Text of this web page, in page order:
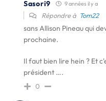
Sasori9 9 années il y a
Répondre à Tom22
sans Allison Pineau qui
prochaine.
Il faut bien lire hein ? Et
président ….
0